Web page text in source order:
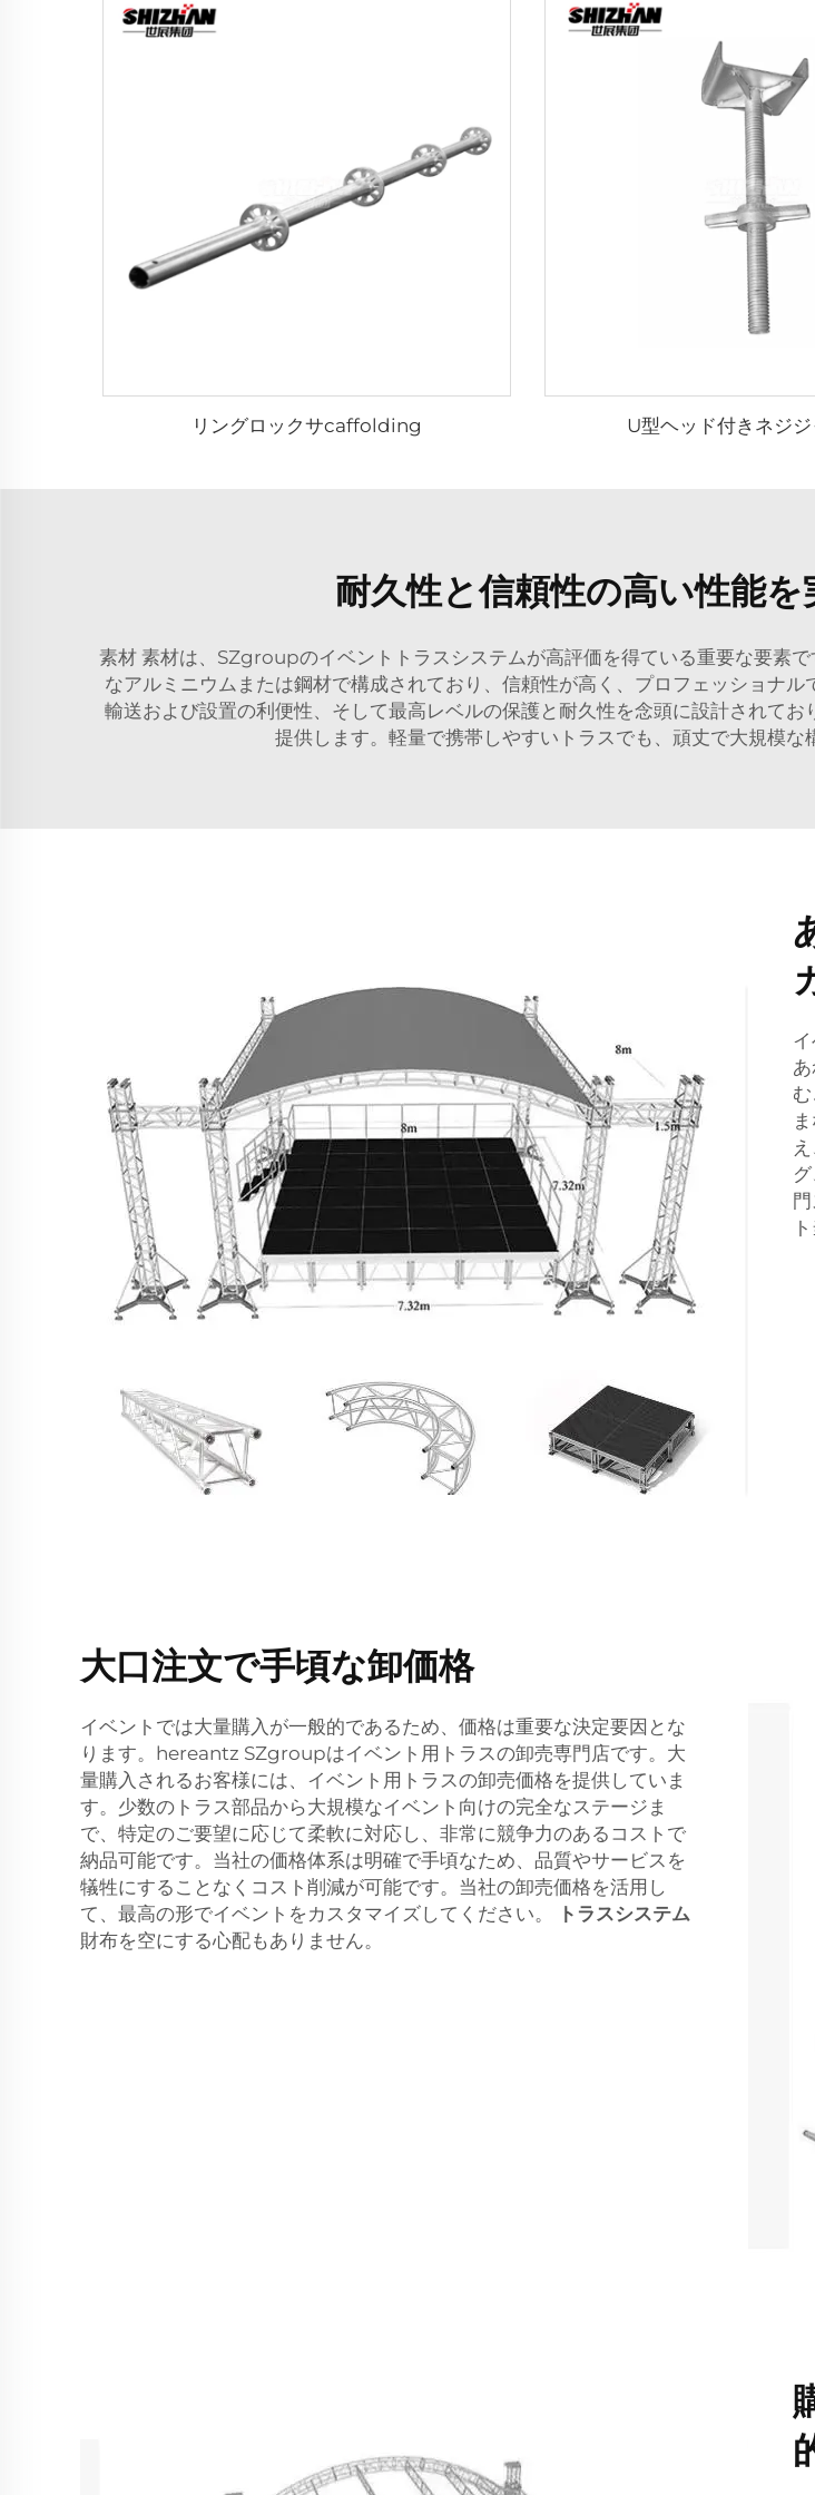
リングロックサcaffolding U型ヘッド付きネジジ
耐久性と信頼性の高い性能
素材 素材は、SZgroupのイベントトラスシステムが高評価を得ている重要な要素
なアルミニウムまたは鋼材で構成されており、信頼性が高く、プロフェッショナ
輸送および設置の利便性、そして最高レベルの保護と耐久性を念頭に設計されて
提供します。軽量で携帯しやすいトラスでも、頑丈で大規模な
大口注文で手頃な卸価格
イベントでは大量購入が一般的であるため、価格は重要な決定要因とな
ります。hereantz SZgroupはイベント用トラスの卸売専門店です。大
量購入されるお客様には、イベント用トラスの卸売価格を提供していま
す。少数のトラス部品から大規模なイベント向けの完全なステージま
で、特定のご要望に応じて柔軟に対応し、非常に競争力のあるコストで
納品可能です。当社の価格体系は明確で手頃なため、品質やサービスを
犠牲にすることなくコスト削減が可能です。当社の卸売価格を活用し
て、最高の形でイベントをカスタマイズしてください。
トラスシステム
財布を空にする心配もありません。